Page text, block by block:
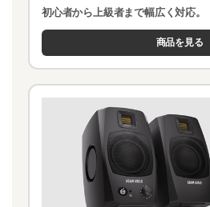
初心者から上級者まで幅広く対応。
商品を見る